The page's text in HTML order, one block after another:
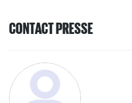
CONTACT PRESSE